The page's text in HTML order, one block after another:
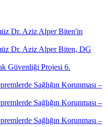
Dr. Aziz Alper Biten'in
Dr. Aziz Alper Biten, DG
Güvenliği Projesi 6.
Sağlığın Korunması –
Sağlığın Korunması –
Sağlığın Korunması –